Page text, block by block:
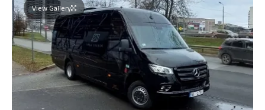
View Gallery